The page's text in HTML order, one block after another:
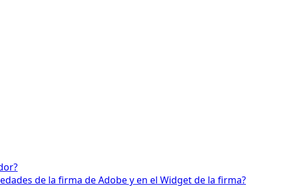
de la firma de Adobe y en el Widget de la firma?